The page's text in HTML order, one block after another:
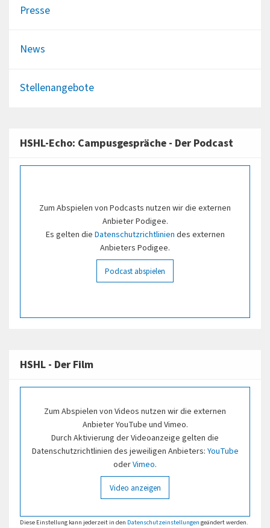
Presse
News
Stellenangebote
HSHL-Echo: Campusgespräche - Der Podcast
Zum Abspielen von Podcasts nutzen wir die externen
Anbieter Podigee.
Es gelten die Datenschutzrichtlinien des externen
Anbieters Podigee.
Podcast abspielen
HSHL - Der Film
Zum Abspielen von Videos nutzen wir die externen
Anbieter YouTube und Vimeo.
Durch Aktivierung der Videoanzeige gelten die
Datenschutzrichtlinien des jeweiligen Anbieters: YouTube
oderVimeo.
Video anzeigen
Diese Einstellung kann jederzeit in den Datenschutzeinstellungen geändert werden.